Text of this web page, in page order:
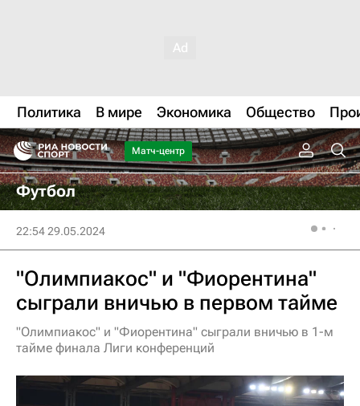
Политика В мире Экономика Общество
Матч-центр
Футбол
22:54 29.05.2024
"Олимпиакос" и "Фиорентина"
сыграли вничью в первом тайме
"Олимпиакос" и "Фиорентина" сыграли вничью в 1-м
тайме финала Лиги конференций